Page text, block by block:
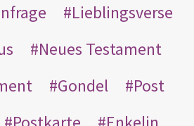
Lieblingsverse
Neues Testament
Gondel
Post